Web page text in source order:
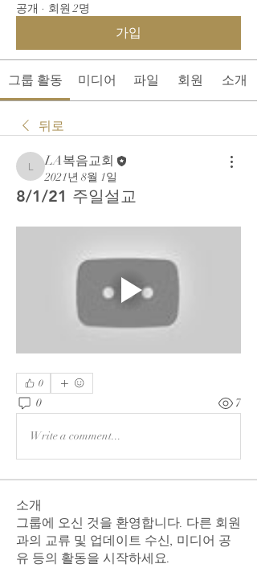
공개 · 회원 2명
가입
그룹 활동 미디어 파일 회원 소개
뒤로
LA복음교회
LA복음교회
2021년 8월 1일
8/1/21 주일설교
0
0 7
Write a comment...
소개
그룹에 오신 것을 환영합니다. 다른 회원
과의 교류 및 업데이트 수신, 미디어 공
유 등의 활동을 시작하세요.